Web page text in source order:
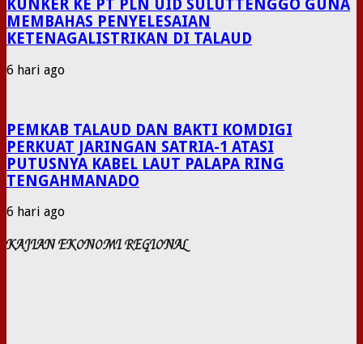
KUNKER KE PT PLN UID SULUTTENGGO GUNA
MEMBAHAS PENYELESAIAN
KETENAGALISTRIKAN DI TALAUD
6 hari ago
PEMKAB TALAUD DAN BAKTI KOMDIGI
PERKUAT JARINGAN SATRIA-1 ATASI
PUTUSNYA KABEL LAUT PALAPA RING
TENGAHMANADO
6 hari ago
KAJIAN EKONOMI REGIONAL